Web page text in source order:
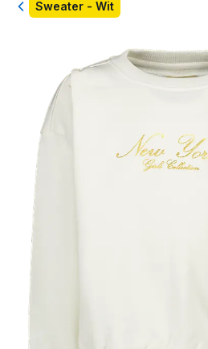
TerugSweater - Wit